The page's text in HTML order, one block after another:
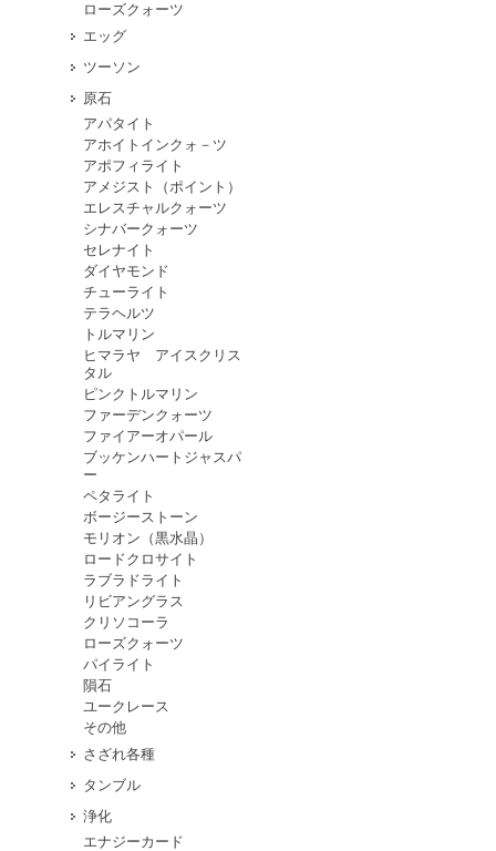
ローズクォーツ
エッグ
ツーソン
原石
アパタイト
アホイトインクォ－ツ
アポフィライト
アメジスト（ポイント）
エレスチャルクォーツ
シナバークォーツ
セレナイト
ダイヤモンド
チューライト
テラヘルツ
トルマリン
ヒマラヤ アイスクリス
タル
ピンクトルマリン
ファーデンクォーツ
ファイアーオパール
ブッケンハートジャスパ
ー
ペタライト
ボージーストーン
モリオン（黒水晶）
ロードクロサイト
ラブラドライト
リビアングラス
クリソコーラ
ローズクォーツ
パイライト
隕石
ユークレース
その他
さざれ各種
タンブル
浄化
エナジーカード